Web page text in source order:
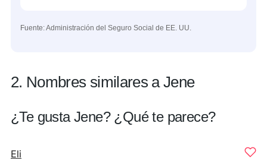
Fuente: Administración del Seguro Social de EE. UU.
2. Nombres similares a Jene
¿Te gusta Jene? ¿Qué te parece?
Eli